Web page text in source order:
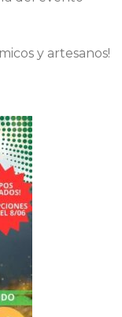
y artesanos!